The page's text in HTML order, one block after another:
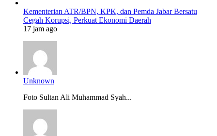
Kementerian ATR/BPN, KPK, dan Pemda Jabar Bersatu
Cegah Korupsi, Perkuat Ekonomi Daerah
17 jam ago
Unknown
Foto Sultan Ali Muhammad Syah...